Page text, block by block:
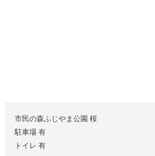
市民の森ふじやま公園 桜
駐車場 有
トイレ 有